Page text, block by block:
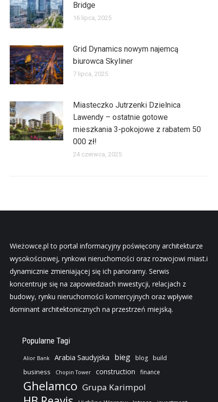
Bridge
16 lipca, 2025
Grid Dynamics nowym najemcą
biurowca Skyliner
7 lipca, 2025
Miasteczko Jutrzenki Dzielnica
Lawendy – ostatnie gotowe
mieszkania 3-pokojowe z rabatem 50
000 zł!
24 czerwca, 2025
Wieżowce.pl to portal informacyjny poświęcony architekturze
wysokościowej, rynkowi nieruchomości oraz rozwojowi miast.i
dynamicznie zmieniającej się ich panoramy. Serwis
koncentruje się na zapowiedziach inwestycji, relacjach z
budowy, rynku nieruchomości komercyjnych oraz wpływie
dominant architektonicznych na przestrzeń miejską.
Popularne Tagi
Alior Bank Arabia Saudyjska bieg blog build
business Chopin Tower construction finance
Ghelamco Grupa Karimpol